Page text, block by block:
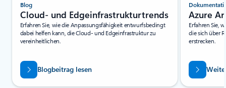
Blog
Cloud- und Edgeinfrastrukturtrends
Erfahren Sie, wie die Anpassungsfähigkeit entwurfsbedingt
dabei helfen kann, die Cloud- und Edgeinfrastruktur zu
vereinheitlichen.
Blogbeitrag lesen
Azure
Erfahren Sie,
die sich über
erstrecken.